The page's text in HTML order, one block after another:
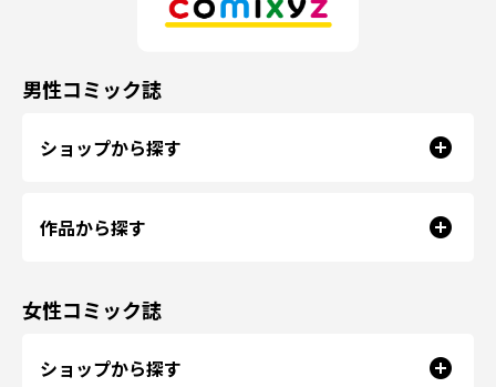
男性コミック誌
ショップから探す
作品から探す
女性コミック誌
ショップから探す